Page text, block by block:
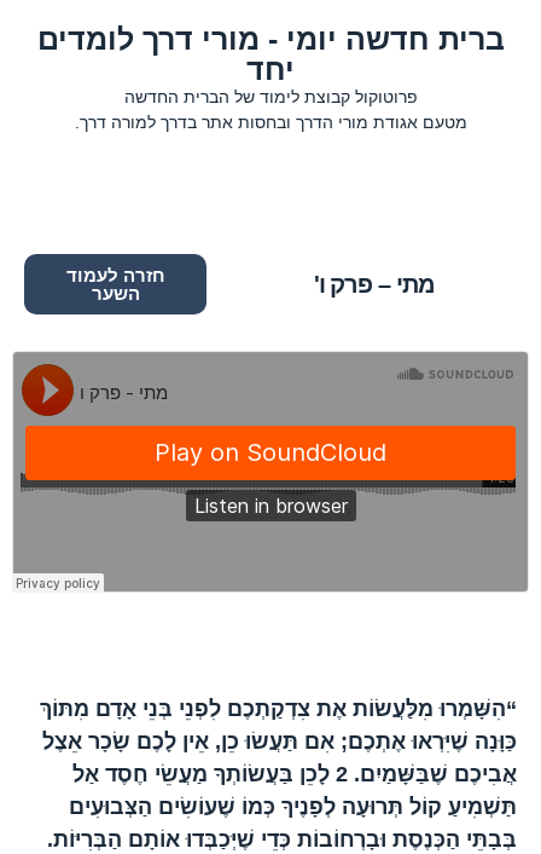
ברית חדשה יומי - מורי דרך לומדים
יחד
פרוטוקול קבוצת לימוד של הברית החדשה
מטעם אגודת מורי הדרך ובחסות אתר בדרך למורה דרך.
מתי – פרק ו'
חזרה לעמוד
השער
“הִשָּׁמְרוּ מִלַּעֲשׂוֹת אֶת צִדְקַתְכֶם לִפְנֵי בְּנֵי אָדָם מִתּוֹךְ
כַּוָּנָה שֶׁיִּרְאוּ אֶתְכֶם; אִם תַּעֲשׂוּ כֵן, אֵין לָכֶם שָׂכָר אֵצֶל
אֲבִיכֶם שֶׁבַּשָּׁמַיִם. 2 לָכֵן בַּעֲשׂוֹתְךָ מַעֲשֵׂי חֶסֶד אַל
תַּשְׁמִיעַ קוֹל תְּרוּעָה לְפָנֶיךָ כְּמוֹ שֶׁעוֹשִׂים הַצְּבוּעִים
בְּבָתֵּי הַכְּנֶסֶת וּבָרְחוֹבוֹת כְּדֵי שֶׁיְּכַבְּדוּ אוֹתָם הַבְּרִיּוֹת.